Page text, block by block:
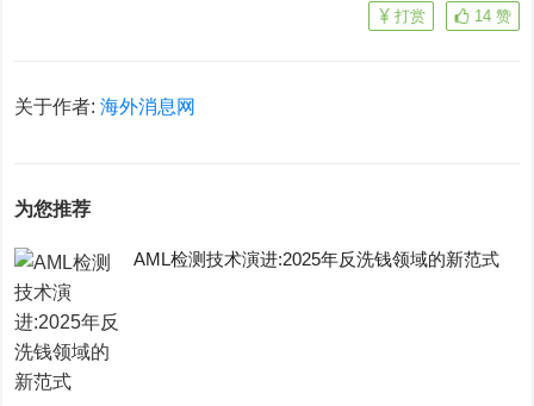
14 赞
打赏
关于作者:海外消息网
为您推荐
AML检测技术演进:2025年反洗钱领域的新范式